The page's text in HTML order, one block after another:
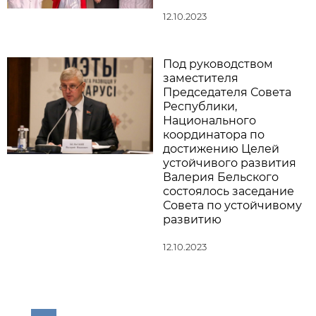
12.10.2023
Под руководством
заместителя
Председателя Совета
Республики,
Национального
координатора по
достижению Целей
устойчивого развития
Валерия Бельского
состоялось заседание
Совета по устойчивому
развитию
12.10.2023